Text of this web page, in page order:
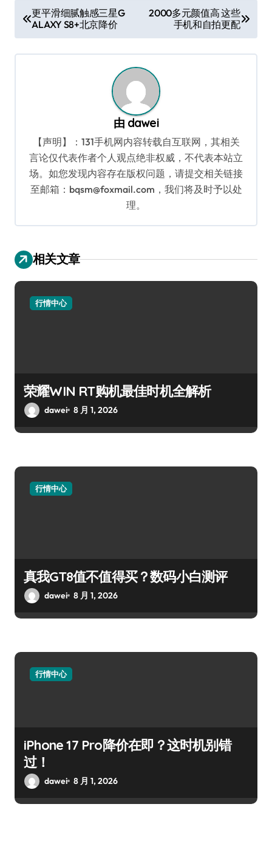
章
导
更平滑细腻触感三星G
ALAXY S8+北京降价
2000多元颜值高 这些
手机和自拍更配
由 dawei
【声明】：131手机网内容转载自互联网，其相关
言论仅代表作者个人观点绝非权威，不代表本站立
场。如您发现内容存在版权问题，请提交相关链接
至邮箱：bqsm@foxmail.com，我们将及时予以处
理。
相关文章
行情中心
荣耀WIN RT购机最佳时机全解析
dawei 8 月 1, 2026
行情中心
真我GT8值不值得买？数码小白测评
dawei 8 月 1, 2026
行情中心
iPhone 17 Pro降价在即？这时机别错
过！
dawei 8 月 1, 2026